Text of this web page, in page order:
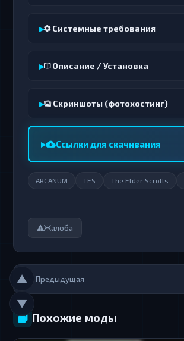
Системные требования
Описание / Установка
Скриншоты (фотохостинг)
Ссылки для скачивания
ARCANUM TES The Elder Scrolls
Жалоба
Предыдущая
Похожие моды
▲
▼